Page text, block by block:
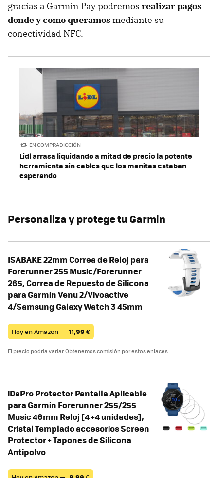
gracias a Garmin Pay podremos realizar pagos
donde y como queramos mediante su
conectividad NFC.
EN COMPRADICCIÓN
Lidl arrasa liquidando a mitad de precio la potente
herramienta sin cables que los manitas estaban
esperando
Personaliza y protege tu Garmin
ISABAKE 22mm Correa de Reloj para
Forerunner 255 Music/Forerunner
265, Correa de Repuesto de Silicona
para Garmin Venu 2/Vivoactive
4/Samsung Galaxy Watch 3 45mm
Hoy en Amazon — 11,99 €
El precio podría variar. Obtenemos comisión por estos enlaces
iDaPro Protector Pantalla Aplicable
para Garmin Forerunner 255/255
Music 46mm Reloj [4 +4 unidades],
Cristal Templado accesorios Screen
Protector + Tapones de Silicona
Antipolvo